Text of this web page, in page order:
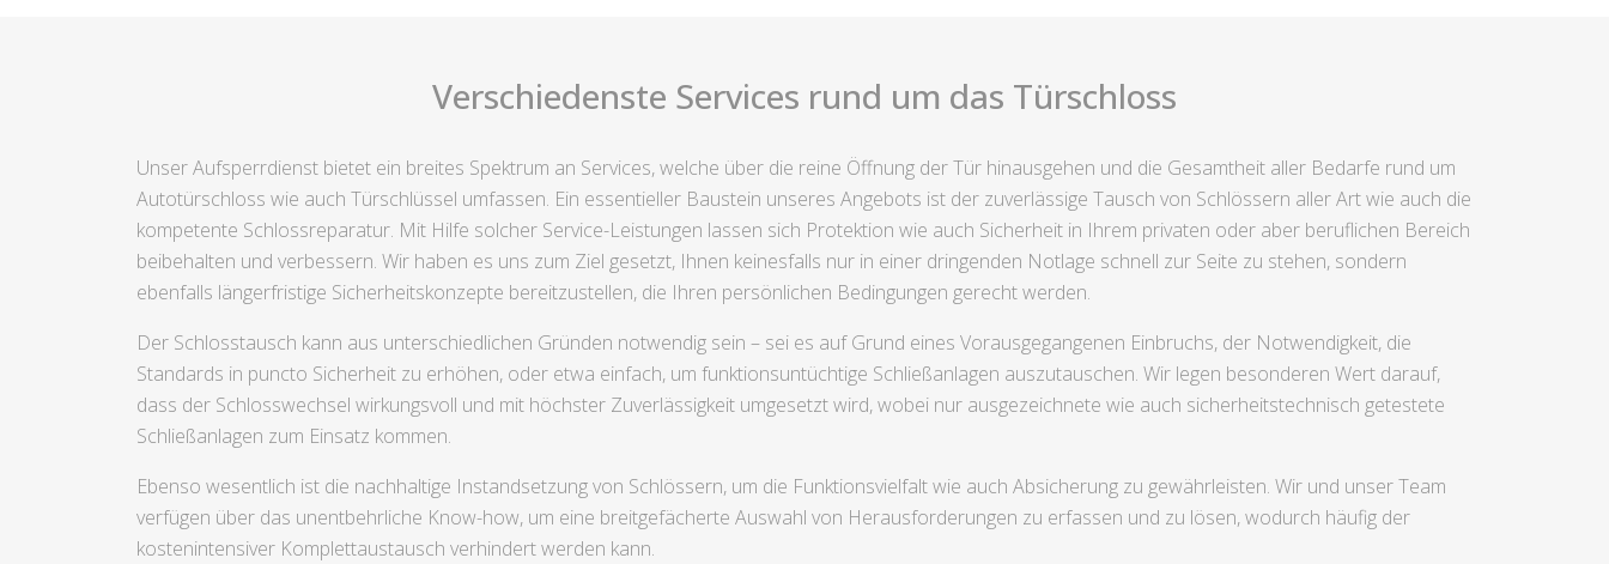
Verschiedenste Services rund um das Türschloss
Unser Aufsperrdienst bietet ein breites Spektrum an Services, welche über die reine Öffnung der Tür hinausgehen und die Gesamtheit aller Bedarfe rund um
Autotürschloss wie auch Türschlüssel umfassen. Ein essentieller Baustein unseres Angebots ist der zuverlässige Tausch von Schlössern aller Art wie auch die
kompetente Schlossreparatur. Mit Hilfe solcher Service-Leistungen lassen sich Protektion wie auch Sicherheit in Ihrem privaten oder aber beruflichen Bereich
beibehalten und verbessern. Wir haben es uns zum Ziel gesetzt, Ihnen keinesfalls nur in einer dringenden Notlage schnell zur Seite zu stehen, sondern
ebenfalls längerfristige Sicherheitskonzepte bereitzustellen, die Ihren persönlichen Bedingungen gerecht werden.
Der Schlosstausch kann aus unterschiedlichen Gründen notwendig sein – sei es auf Grund eines Vorausgegangenen Einbruchs, der Notwendigkeit, die
Standards in puncto Sicherheit zu erhöhen, oder etwa einfach, um funktionsuntüchtige Schließanlagen auszutauschen. Wir legen besonderen Wert darauf,
dass der Schlosswechsel wirkungsvoll und mit höchster Zuverlässigkeit umgesetzt wird, wobei nur ausgezeichnete wie auch sicherheitstechnisch getestete
Schließanlagen zum Einsatz kommen.
Ebenso wesentlich ist die nachhaltige Instandsetzung von Schlössern, um die Funktionsvielfalt wie auch Absicherung zu gewährleisten. Wir und unser Team
verfügen über das unentbehrliche Know-how, um eine breitgefächerte Auswahl von Herausforderungen zu erfassen und zu lösen, wodurch häufig der
kostenintensiver Komplettaustausch verhindert werden kann.